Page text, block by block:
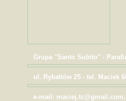
Grupa "Santo Subito" -
ul. Rybałtów 25 - tel. Maciek
e-mail: